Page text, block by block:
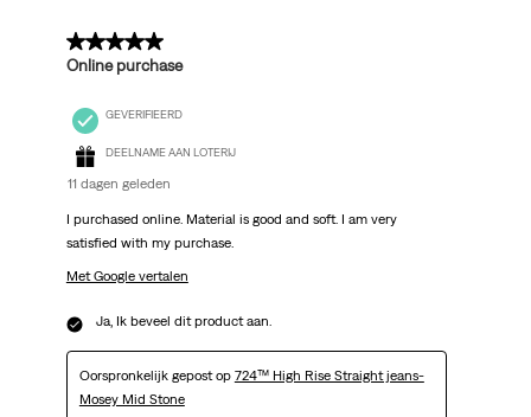
5 van 5 sterren.
Online purchase
GEVERIFIEERD
DEELNAME AAN LOTERIJ
11 dagen geleden
I purchased online. Material is good and soft. I am very
satisfied with my purchase.
Met Google vertalen
Ja, Ik beveel dit product aan.
Oorspronkelijk gepost op 724™ High Rise Straight jeans-
Mosey Mid Stone